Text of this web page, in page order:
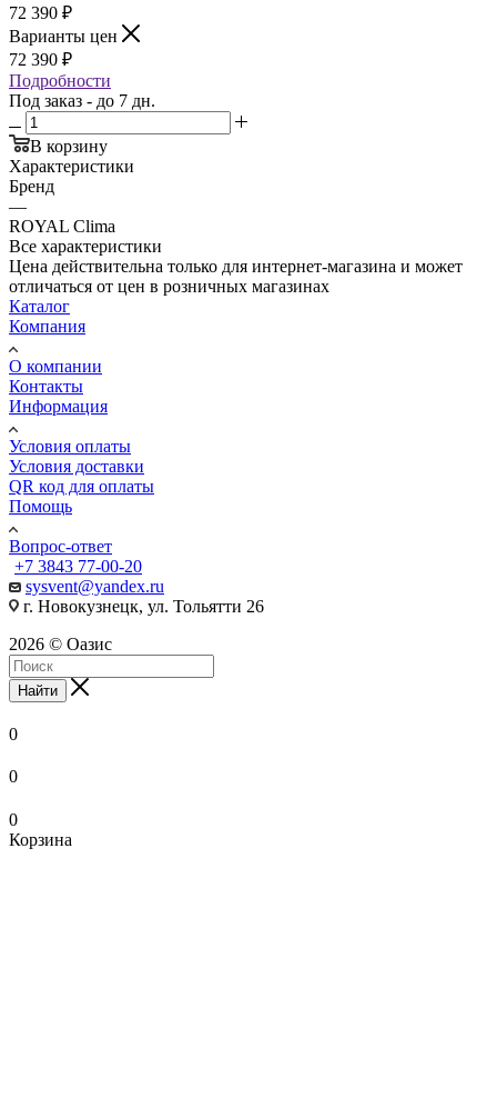
72 390 ₽
Варианты цен
72 390 ₽
Подробности
Под заказ - до 7 дн.
В корзину
Характеристики
Бренд
—
ROYAL Clima
Все характеристики
Цена действительна только для интернет-магазина и может
отличаться от цен в розничных магазинах
Каталог
Компания
О компании
Контакты
Информация
Условия оплаты
Условия доставки
QR код для оплаты
Помощь
Вопрос-ответ
+7 3843 77-00-20
sysvent@yandex.ru
г. Новокузнецк, ул. Тольятти 26
2026 © Оазис
Найти
0
0
0
Корзина